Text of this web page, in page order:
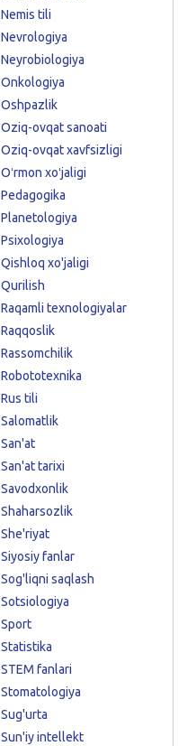
Nemis tili
Nevrologiya
Neyrobiologiya
Onkologiya
Oshpazlik
Oziq-ovqat sanoati
Oziq-ovqat xavfsizligi
Oʻrmon xoʻjaligi
Pedagogika
Planetologiya
Psixologiya
Qishloq xo'jaligi
Qurilish
Raqamli texnologiyalar
Raqqoslik
Rassomchilik
Robototexnika
Rus tili
Salomatlik
San'at
San'at tarixi
Savodxonlik
Shaharsozlik
She'riyat
Siyosiy fanlar
Sog'liqni saqlash
Sotsiologiya
Sport
Statistika
STEM fanlari
Stomatologiya
Sug'urta
Sun'iy intellekt